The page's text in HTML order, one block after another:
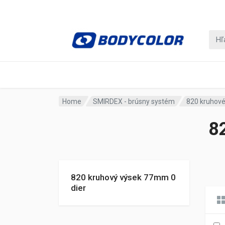
Home SMIRDEX - brúsny systém 820
820 kruhový výsek 77mm 0
dier